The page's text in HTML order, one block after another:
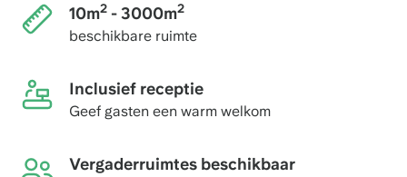
10m2- 3000m2
beschikbare ruimte
Inclusief receptie
Geef gasten een warm welkom
Vergaderruimtes beschikbaar